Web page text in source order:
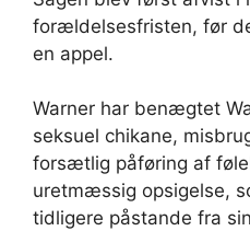
forældelsesfristen, før
en appel.
Warner har benægtet
seksuel chikane,
forsætlig påføring af
uretmæssig opsigelse,
tidligere påstande fra